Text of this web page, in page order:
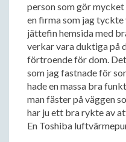
person som gör
en firma som jag tyckte
jättefin hemsida med
verkar vara duktiga på
förtroende för dom.
som jag fastnade för
hade en massa bra
man fäster på väggen
har ju ett bra rykte av
En Toshiba